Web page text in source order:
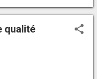
delà. contactez nous
98-98-30 Telegram :
Link:
E-mail :
qualité